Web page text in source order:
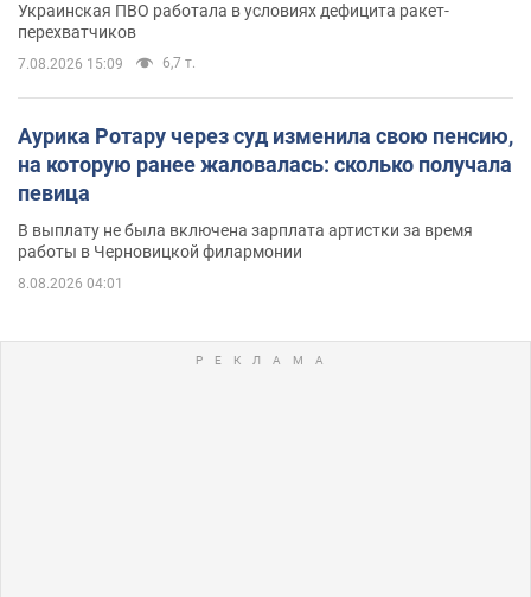
Украинская ПВО работала в условиях дефицита ракет-
перехватчиков
7.08.2026 15:09 6,7 т.
Аурика Ротару через суд изменила свою пенсию,
на которую ранее жаловалась: сколько получала
певица
В выплату не была включена зарплата артистки за время
работы в Черновицкой филармонии
8.08.2026 04:01